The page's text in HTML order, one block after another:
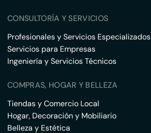
CONSULTORÍA Y SERVICIOS
Profesionales y Servicios Especializados
Servicios para Empresas
Ingeniería y Servicios Técnicos
COMPRAS, HOGAR Y BELLEZA
Tiendas y Comercio Local
Hogar, Decoración y Mobiliario
Belleza y Estética